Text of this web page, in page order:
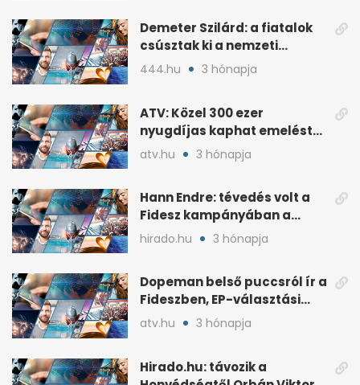
Demeter Szilárd: a fiatalok
csúsztak ki a nemzeti
kultúrából
444.hu 3 hónapja
ATV: Közel 300 ezer
nyugdíjas kaphat emelést
idén a Tisza terve szerint
atv.hu 3 hónapja
Hann Endre: tévedés volt a
Fidesz kampányában a
háborús veszély
hirado.hu 3 hónapja
Dopeman belső puccsról ír a
Fideszben, EP-választási
árral
atv.hu 3 hónapja
Hirado.hu: távozik a